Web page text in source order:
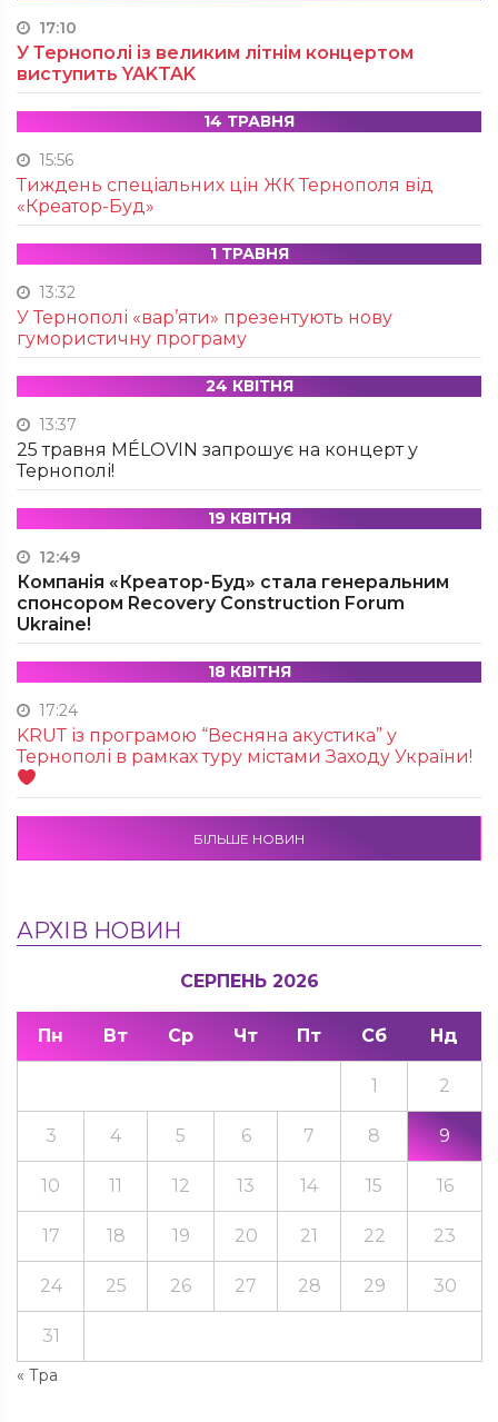
17:10
У Тернополі із великим літнім концертом
виступить YAKTAK
14 ТРАВНЯ
15:56
Тиждень спеціальних цін ЖК Тернополя від
«Креатор-Буд»
1 ТРАВНЯ
13:32
У Тернополі «вар’яти» презентують нову
гумористичну програму
24 КВІТНЯ
13:37
25 травня MÉLOVIN запрошує на концерт у
Тернополі!
19 КВІТНЯ
12:49
Компанія «Креатор-Буд» стала генеральним
спонсором Recovery Construction Forum
Ukraine!
18 КВІТНЯ
17:24
KRUТ із програмою “Весняна акустика” у
Тернополі в рамках туру містами Заходу України!
БІЛЬШЕ НОВИН
АРХІВ НОВИН
СЕРПЕНЬ 2026
Пн Вт Ср Чт Пт Сб Нд
« Тра
1 2
3 4 5 6 7 8 9
10 11 12 13 14 15 16
17 18 19 20 21 22 23
24 25 26 27 28 29 30
31